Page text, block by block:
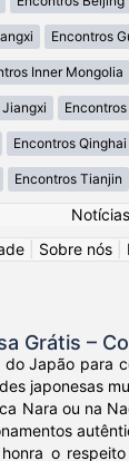
Encontros
Inner Mongolia
Encontros Qinghai
Encontros Tianjin
Notícias
Sobre nós
Grátis –
Japão para
japonesas
Nara ou na
o